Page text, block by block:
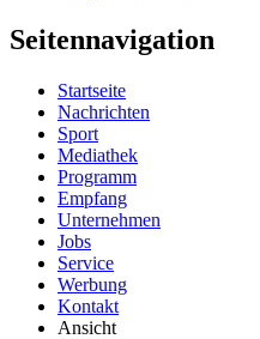
Seitennavigation
Startseite
Nachrichten
Sport
Mediathek
Programm
Empfang
Unternehmen
Jobs
Service
Werbung
Kontakt
Ansicht